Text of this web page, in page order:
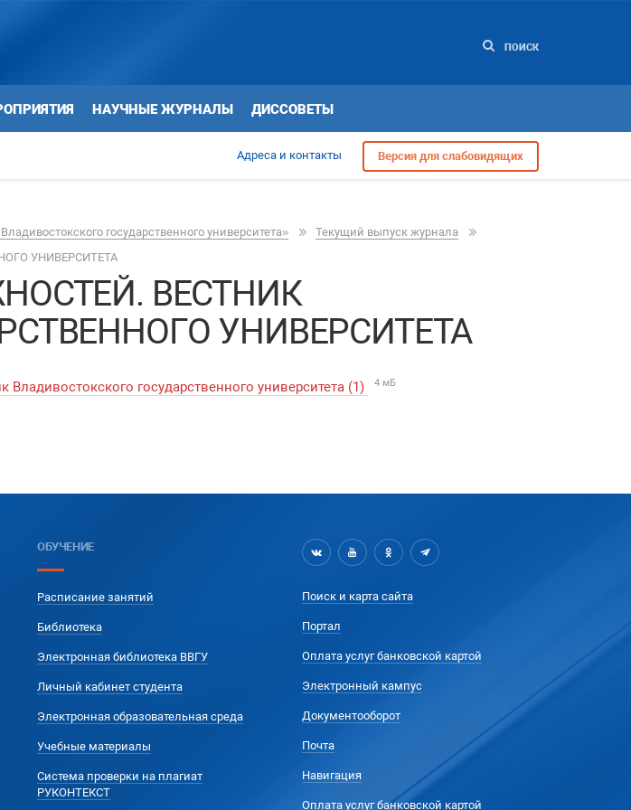
ПОИСК
НАУЧНЫЕ ЖУРНАЛЫ ДИССОВЕТЫ
Адреса и контакты Версия для слабовидящих
государственного университета»
Текущий выпуск журнала
УНИВЕРСИТЕТА
ВЕСТНИК
УНИВЕРСИТЕТА
государственного университета (1) 4 мБ
ОБУЧЕНИЕ
Расписание занятий
Библиотека
Электронная библиотека ВВГУ
Личный кабинет студента
Электронная образовательная среда
Учебные материалы
Система проверки на плагиат
РУКОНТЕКСТ
Поиск и карта сайта
Портал
Оплата услуг банковской картой
Электронный кампус
Документооборот
Почта
Навигация
Оплата услуг банковской картой